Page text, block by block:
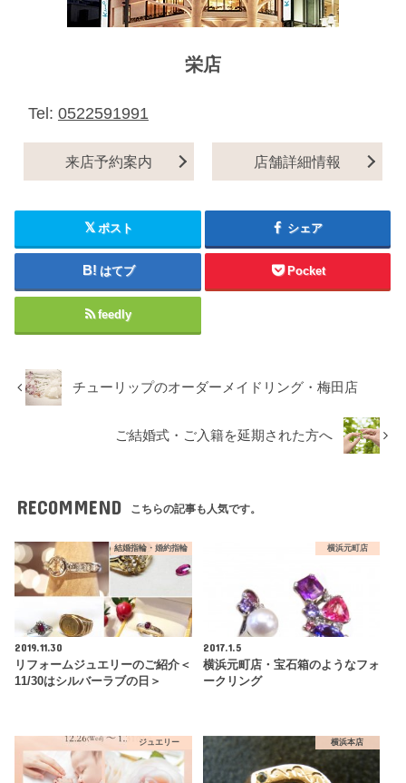
栄店
Tel: 0522591991
来店予約案内 店舗詳細情報
ポスト シェア
はてブ Pocket
feedly
チューリップのオーダーメイドリング・梅田店
ご結婚式・ご入籍を延期された方へ
RECOMMEND こちらの記事も人気です。
結婚指輪・婚約指輪
2019.11.30
リフォームジュエリーのご紹介＜
11/30はシルバーラブの日＞
横浜元町店
2017.1.5
横浜元町店・宝石箱のようなフォ
ークリング
ジュエリー 横浜本店